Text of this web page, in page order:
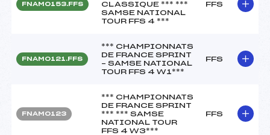
FNAM0153.FFS
CLASSIQUE *** ***
SAMSE NATIONAL
TOUR FFS 4 ***
FFS
FNAM0121.FFS
*** CHAMPIONNATS
DE FRANCE SPRINT
– SAMSE NATIONAL
TOUR FFS 4 W1***
FFS
FNAM0123
*** CHAMPIONNATS
DE FRANCE SPRINT
*** *** SAMSE
NATIONAL TOUR
FFS 4 W3***
FFS